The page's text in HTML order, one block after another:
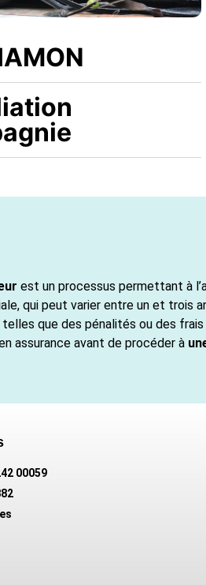
est un processus permettant à
qui peut varier entre un et
que des pénalités ou des
assurance avant de procéder à
00059